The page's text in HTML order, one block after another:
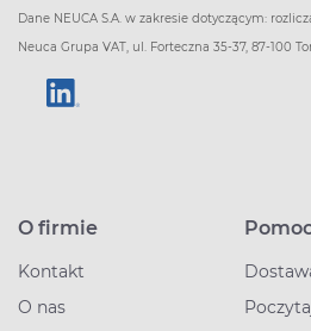
Dane NEUCA S.A. w zakresie dotyczącym:
Neuca Grupa VAT, ul. Forteczna 35-37, 87-100
O firmie
Kontakt
O nas